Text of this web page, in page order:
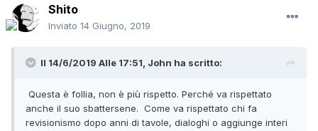
Shito
Inviato 14 Giugno, 2019
Il 14/6/2019 Alle 17:51, John ha scritto:
Questa è follia, non è più rispetto. Perché va rispettato
anche il suo sbattersene. Come va rispettato chi fa
revisionismo dopo anni di tavole, dialoghi o aggiunge interi